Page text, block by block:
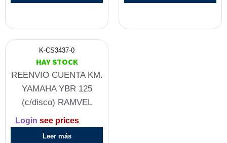
K-CS3437-0
HAY STOCK
REENVIO CUENTA KM.
YAMAHA YBR 125
(c/disco) RAMVEL
Login see prices
Leer más